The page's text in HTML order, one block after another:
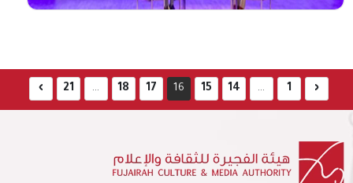
ولي عهد إمارة الفجيرة وقعت القيادة العامة
عبدالله الشرقي يشهد أمسية رمضانية
‹
1
...
14
15
16
17
18
...
21
›